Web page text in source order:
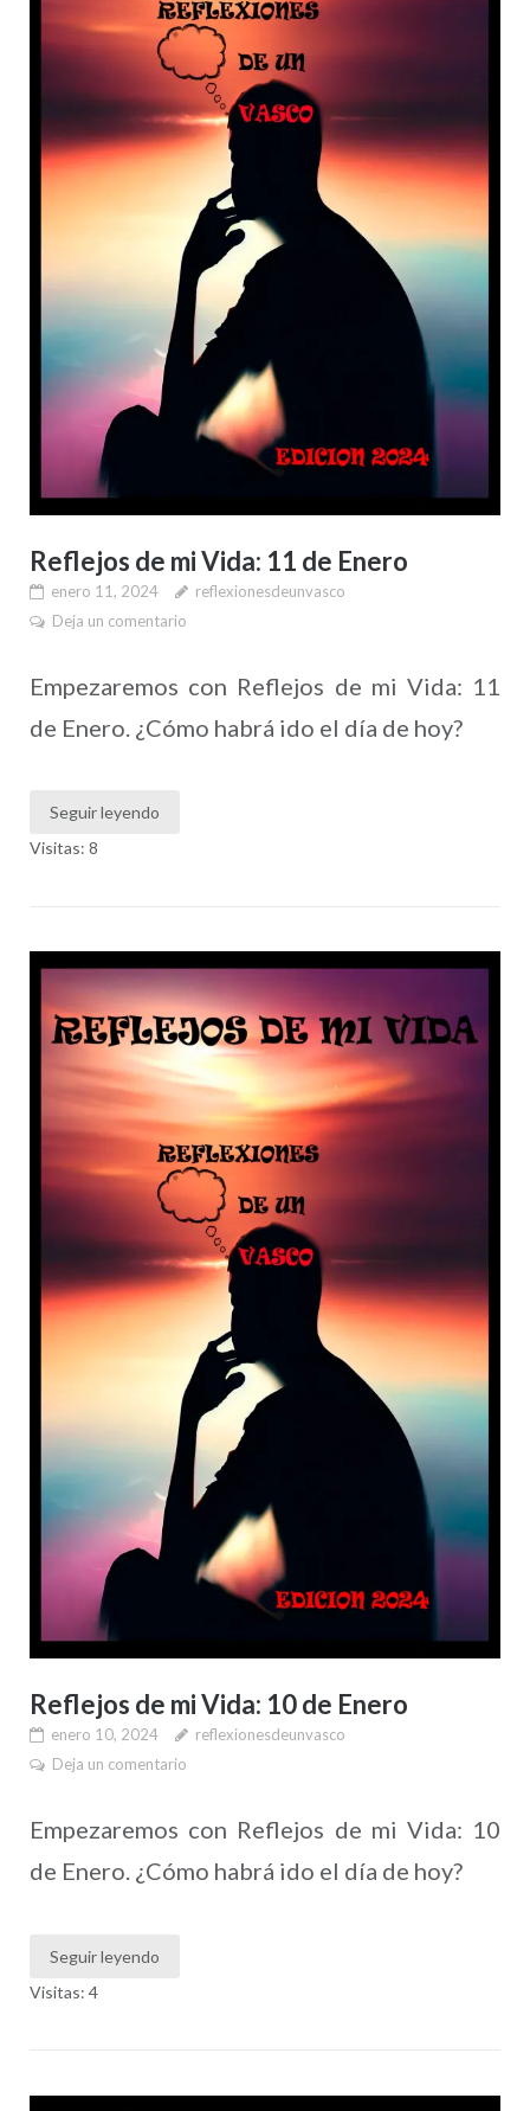
Reflejos de mi Vida: 11 de Enero
enero 11, 2024
reflexionesdeunvasco
Deja un comentario
Empezaremos con Reflejos de mi Vida: 11
de Enero. ¿Cómo habrá ido el día de hoy?
Seguir leyendo
Visitas: 8
Reflejos de mi Vida: 10 de Enero
enero 10, 2024
reflexionesdeunvasco
Deja un comentario
Empezaremos con Reflejos de mi Vida: 10
de Enero. ¿Cómo habrá ido el día de hoy?
Seguir leyendo
Visitas: 4